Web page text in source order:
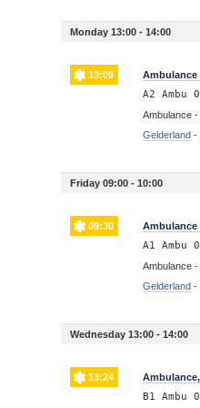
Monday 13:00 - 14:00
13:09 Ambulance
A2 Ambu
Ambulance
Gelderland -
Friday 09:00 - 10:00
09:30 Ambulance
A1 Ambu
Ambulance
Gelderland -
Wednesday 13:00 - 14:00
13:24
B1 Ambu